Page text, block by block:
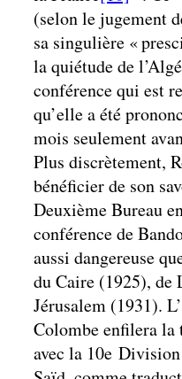
(selon le jugement
sa singulière «
la quiétude de
conférence qui est
qu’elle a été
mois seulement
Plus discrètement,
bénéficier de son
Deuxième Bureau
conférence de
aussi dangereuse
du Caire (1925), de
Jérusalem (1931).
Colombe enfilera la
avec la 10e